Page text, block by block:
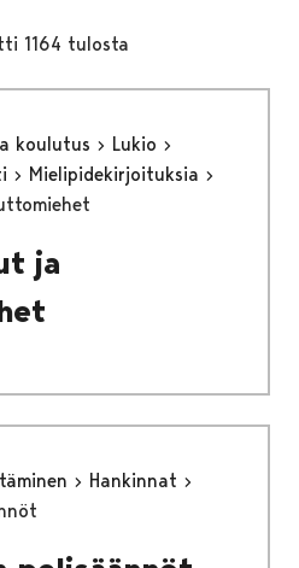
1164 tulosta
koulutus
Lukio
Mielipidekirjoituksia
ja
Hankinnat